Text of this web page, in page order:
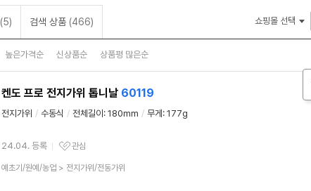
(5) 검색 상품 (466) 쇼핑몰 선택
높은가격순 신상품순 상품평 많은순
켄도 프로 전지가위 톱니날 60119
전지가위 / 수동식 / 전체길이: 180mm / 무게: 177g
24.04. 등록
관심상품
관심
상
예초기/원예/농업> 전지가위/전동가위